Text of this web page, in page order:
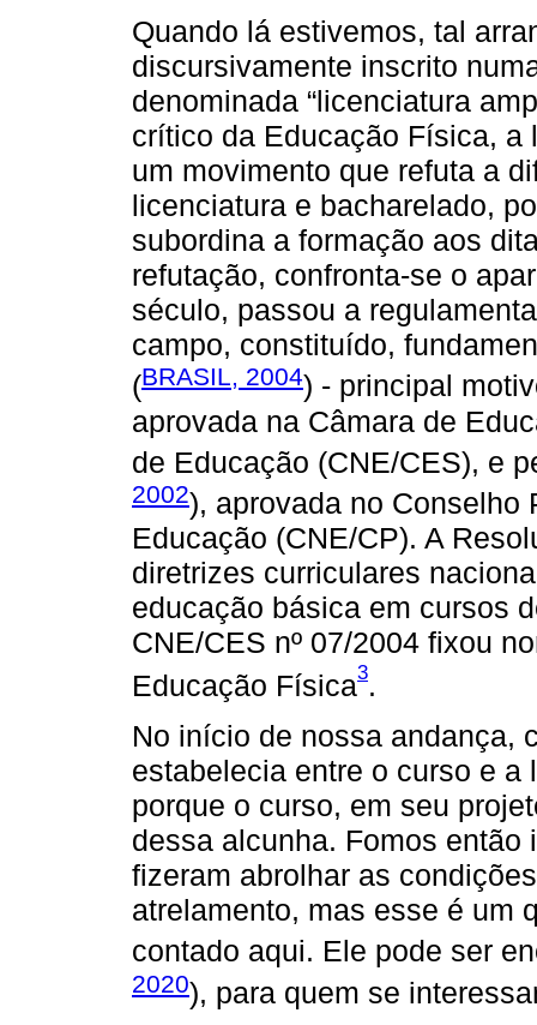
Quando lá estivemos, tal
discursivamente inscrito
denominada “licenciatura
crítico da Educação Física, a
um movimento que refuta a
licenciatura e bacharelado,
subordina a formação aos
refutação, confronta-se o
século, passou a
campo, constituído,
(BRASIL, 2004) - principal
aprovada na Câmara de
de Educação (CNE/CES), e
2002), aprovada no Conselho
Educação (CNE/CP). A
diretrizes curriculares
educação básica em cursos
CNE/CES nº 07/2004 fixou
Educação Física3.
No início de nossa andança,
estabelecia entre o curso e
porque o curso, em seu
dessa alcunha. Fomos
fizeram abrolhar as
atrelamento, mas esse é um
contado aqui. Ele pode ser
2020), para quem se